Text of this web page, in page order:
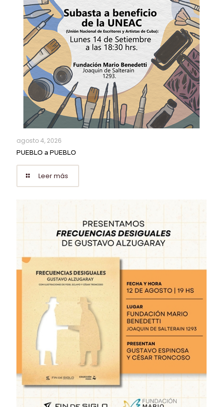
agosto 4, 2026
PUEBLO a PUEBLO
Leer más